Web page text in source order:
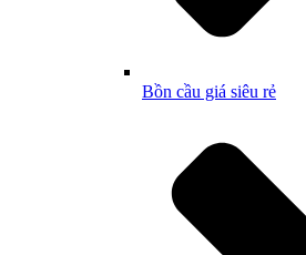
Bồn cầu giá siêu rẻ